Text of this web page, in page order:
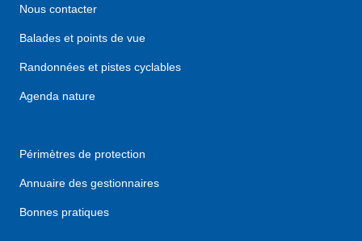
Nous contacter
Balades et points de vue
Randonnées et pistes cyclables
Agenda nature
Périmètres de protection
Annuaire des gestionnaires
Bonnes pratiques